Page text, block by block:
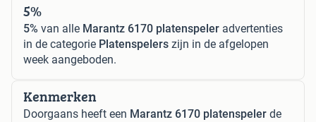
5%
5% van alle Marantz 6170 platenspeler advertenties
in de categorie Platenspelers zijn in de afgelopen
week aangeboden.
Kenmerken
Doorgaans heeft een Marantz 6170 platenspeler de